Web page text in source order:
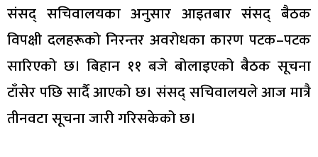
संसद् सचिवालयका अनुसार आइतबार संसद् बैठक
विपक्षी दलहरूको निरन्तर अवरोधका कारण पटक–पटक
सारिएको छ। बिहान ११ बजे बोलाइएको बैठक सूचना
टाँसेर पछि सार्दै आएको छ। संसद् सचिवालयले आज मात्रै
तीनवटा सूचना जारी गरिसकेको छ।